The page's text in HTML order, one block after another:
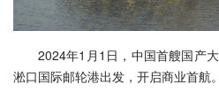
2024年1月1日，中国首艘国产
淞口国际邮轮港出发，开启商业首航。